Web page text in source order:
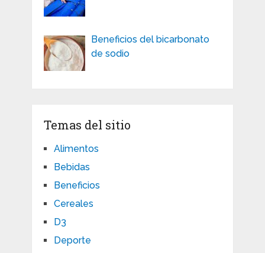
Beneficios del bicarbonato
de sodio
Temas del sitio
Alimentos
Bebidas
Beneficios
Cereales
D3
Deporte